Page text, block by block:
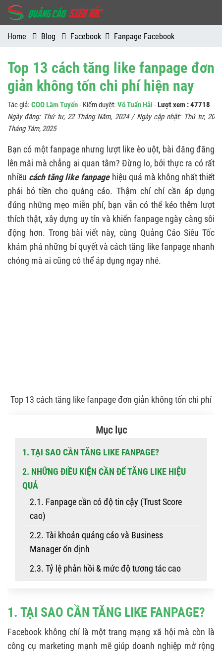
Home Blog Facebook Fanpage Facebook
Top 13 cách tăng like fanpage đơn
giản không tốn chi phí hiện nay
Tác giả: COO Lâm Tuyến- Kiểm duyệt: Võ Tuấn Hải -Lượt xem : 47718
Ngày đăng: Thứ tư, 22 Tháng Năm, 2024/ Ngày cập nhật: Thứ tư, 20
Tháng Tám, 2025
Bạn có một fanpage nhưng lượt like èo uột, bài đăng đăng
lên mãi mà chẳng ai quan tâm? Đừng lo, bởi thực ra có rất
nhiều cách tăng like fanpage hiệu quả mà không nhất thiết
phải bỏ tiền cho quảng cáo. Thậm chí chỉ cần áp dụng
đúng những mẹo miễn phí, bạn vẫn có thể kéo thêm lượt
thích thật, xây dựng uy tín và khiến fanpage ngày càng sôi
động hơn. Trong bài viết này, cùng Quảng Cáo Siêu Tốc
khám phá những bí quyết và cách tăng like fanpage nhanh
chóng mà ai cũng có thể áp dụng ngay nhé.
Top 13 cách tăng like fanpage đơn giản không tốn chi phí
Mục lục
1. TẠI SAO CẦN TĂNG LIKE FANPAGE?
2. NHỮNG ĐIỀU KIỆN CẦN ĐỂ TĂNG LIKE HIỆU
QUẢ
2.1. Fanpage cần có độ tin cậy (Trust Score
cao)
2.2. Tài khoản quảng cáo và Business
Manager ổn định
2.3. Tỷ lệ phản hồi & mức độ tương tác cao
2.5. Đáp ứng tiêu chí phân phối News Feed
3. 12 CÁCH TĂNG LIKE FANPAGE MIỄN PHÍ
3.1. Mời bạn bè like fanpage
1. TẠI SAO CẦN TĂNG LIKE FANPAGE?
Facebook không chỉ là một trang mạng xã hội mà còn là
công cụ marketing mạnh mẽ giúp doanh nghiệp mở rộng